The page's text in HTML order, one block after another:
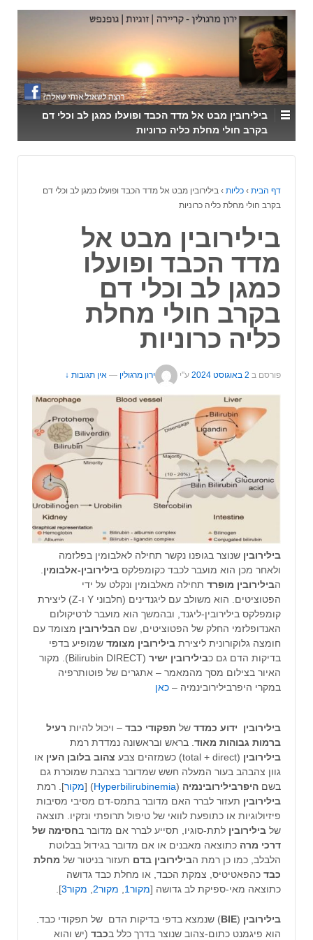
↓
SKIP
TO
MAIN
CONTENT
בילירובין מבט אל מדד הכבד ופועלו כמגן לב וכלי דם
בקרב חולי מחלת כליה כרוניות
דף הבית › כליות › בילירובין מבט אל מדד הכבד ופועלו כמגן לב וכלי דם
בקרב חולי מחלת כליה כרוניות
בילירובין מבט אל
מדד הכבד ופועלו
כמגן לב וכלי דם
בקרב חולי מחלת
כליה כרוניות
פורסם ב 2 באוגוסט 2024 ע"י ירון מרגולין — אין תגובות ↓
בילירובין שנוצר בגופנו נקשר תחילה לאלבומין בפלזמה
ולאחר מכן הוא מועבר לכבד כקומפלקס בילירובין-אלבומין
הבילירובין מופרד תחילה מאלבומין ונקלט על ידי
הפטוציטים. הוא משולב עם ליגנדינים (חלבוני Y ו-Z) ליצירת
קומפלקס בילירובין-ליגנד, ובהמשך הוא מועבר לרטיקולום
האנדופלזמי החלק של הפטוציטים, שם הבלירובין מצומד עם
חומצה גלוקורונית ליצירת בילירובין מצומד שמופיע בדפי
בדיקות הדם גם כבילירובין ישיר
(Bilirubin DIRECT). מקור
האיור בצילום מסך מהמאמר – אתגרים של פוטותרפיה
במקרי היפרבילירובינמיה – כאן
בילירובין ידוע כמדד של תפקודי כבד – ויכול להיות רעיל
ברמות גבוהות מאוד . בראש ובראשונה נמדדת רמת
בילירובין (total + direct) כשמזהים צבע צהוב בלובן העין או
גוון צהבהב בעור המעלה חשש שמדובר בצהבת שמוכרת גם
בשם היפרבילירובינמיה (
Hyperbilirubinemia
) [מקור]. רמת
בילירובין תעזור לברר האם מדובר בתמס-דם מסיבי מסיבות
פיזיולוגיות או כתופעת לוואי של טיפול תרופתי ונזקיו. תוצאה
של בילירובין לתת-סוגיו, תסייע לברר אם מדובר בחסימה של
דרכי מרה כתוצאה מאבנים או אם מדובר בגידול בבלוטת
הלבלב, כמו כן רמת הבילירובין בדם תעזור בניטור של מחלת
כבד כהפאטיטיס, צמקת הכבד, או מחלת כבד גדושה
כתוצאה מאי-ספיקת לב גדושה [מקור1 מקור2 מקור3 ].
בילירובין (
BIE) שנמצא בדפי בדיקות הדם של תפקודי כבד.
הוא פיגמנט כתום-צהוב שנוצר בדרך כלל בכבד (יש והוא